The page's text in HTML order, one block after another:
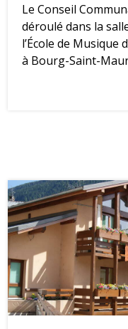
Le Conseil
déroulé dans la
l’École de Musique
à Bourg-Saint-